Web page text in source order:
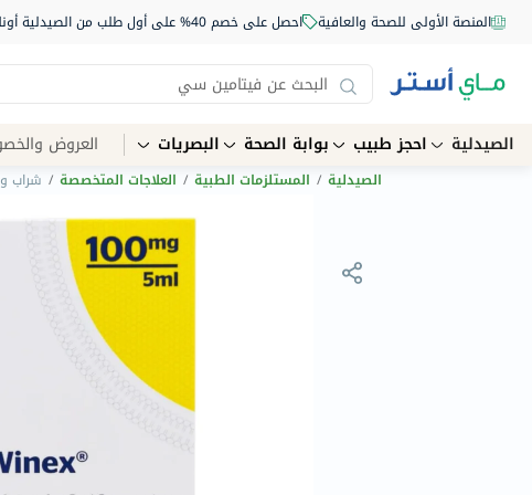
المنصة الأولى للصحة والعافية احصل على خصم 40% على أول طلب من الصيدلية أونلاين استخدم الكود: NEW40
الصيدلية احجز طبيب بوابة الصحة البصريات العروض
الصيدلية / المستلزمات الطبية / العلاجات المتخصصة / شراب وينكس 100